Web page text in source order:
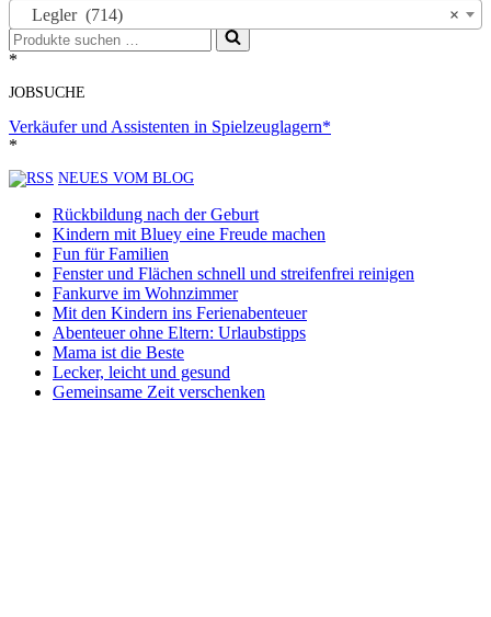
×
Legler (714)
Suchen
nach …
*
JOBSUCHE
Verkäufer und Assistenten in Spielzeuglagern*
*
NEUES VOM BLOG
Rückbildung nach der Geburt
Kindern mit Bluey eine Freude machen
Fun für Familien
Fenster und Flächen schnell und streifenfrei reinigen
Fankurve im Wohnzimmer
Mit den Kindern ins Ferienabenteuer
Abenteuer ohne Eltern: Urlaubstipps
Mama ist die Beste
Lecker, leicht und gesund
Gemeinsame Zeit verschenken